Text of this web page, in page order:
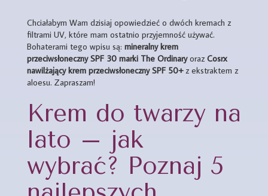
Chciałabym Wam dzisiaj opowiedzieć o dwóch kremach z
filtrami UV, które mam ostatnio przyjemność używać.
Bohaterami tego wpisu są: mineralny krem
przeciwsłoneczny SPF 30 marki The Ordinaryoraz Cosrx
nawilżający krem przeciwsłoneczny SPF 50+z ekstraktem z
aloesu. Zapraszam!
Krem do twarzy na
lato – jak
wybrać? Poznaj 5